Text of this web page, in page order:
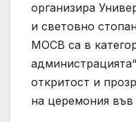
организира
и световно
МОСВ са в
откритост и
на церемония във